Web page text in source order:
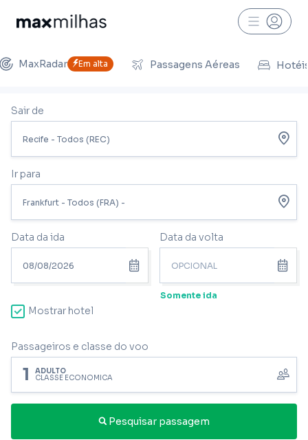
MaxRadar Em alta Passagens Aéreas
Sair de
Ir para
Data da ida Data da volta
Somente ida
Mostrar hotel
Passageiros e classe do voo
1 ADULTO
CLASSE ECONÔMICA
Pesquisar passagem